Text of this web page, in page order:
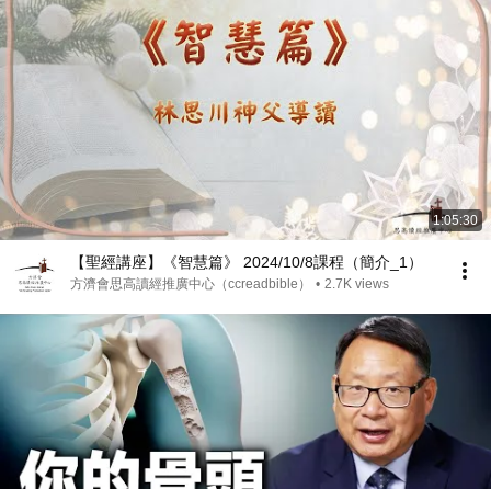
1:05:30
【聖經講座】《智慧篇》 2024/10/8課程（簡介_1）
方濟會思高讀經推廣中心（ccreadbible） • 2.7K views